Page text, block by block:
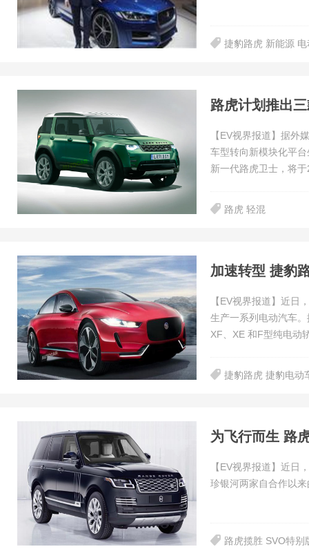
捷豹路虎 新能源 电
路虎计划推出
【EV视界报道】据外
车型转向新模块化平
新一代路虎卫士，将
路虎 轻混
加速转型 捷豹
【EV视界报道】近日
生产一系列电动汽车
XF、XE 和F型纯电动
捷豹路虎 捷豹电动
为飞行而生 路
【EV视界报道】近日
珍银河两家自合作以
路虎揽胜 SVO特别